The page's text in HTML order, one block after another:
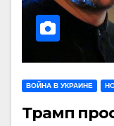
ВОЙНА В УКРАИНЕ
Трамп